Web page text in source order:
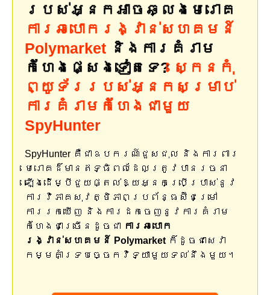
របស់អ្នកអាចឆ្លងមេរោគ
ការឆបោករង្វាន់សហគមន៍
Polymarket និងការគំរាម
កំហែងផ្សេងទៀតទេ? ស្កេនកុំ
ព្យូទ័ររបស់អ្នកសម្រាប់
ការគំរាមកំហែងជាមួយ
SpyHunter
SpyHunter គឺជាឧបករណ៍ជួសជុល និងការពារ
មេរោគដ៏មានឥទ្ធិពលដែលត្រូវបានរចនា
ឡើងដើម្បីជួយផ្តល់ឱ្យអ្នកប្រើប្រាស់នូវ
ការវិភាគសុវត្ថិភាពប្រព័ន្ធស៊ីជម្រៅ
ការរកឃើញ និងការដកចេញនូវការគំរាម
កំហែងជាច្រើនដូចជា ការឆបោក
រង្វាន់សហគមន៍ Polymarket ក៏ដូចជាសេវា
កម្មគាំទ្របច្ចេកវិទ្យាមួយទល់នឹងមួយ។